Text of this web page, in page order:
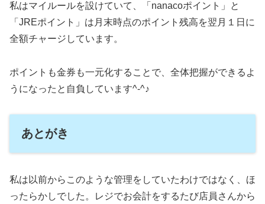
私はマイルールを設けていて、「nanacoポイント」と
「JREポイント」は月末時点のポイント残高を翌月１日に
全額チャージしています。
ポイントも金券も一元化することで、全体把握ができるよ
うになったと自負しています^-^♪
あとがき
私は以前からこのような管理をしていたわけではなく、ほ
ったらかしでした。レジでお会計をするたび店員さんから